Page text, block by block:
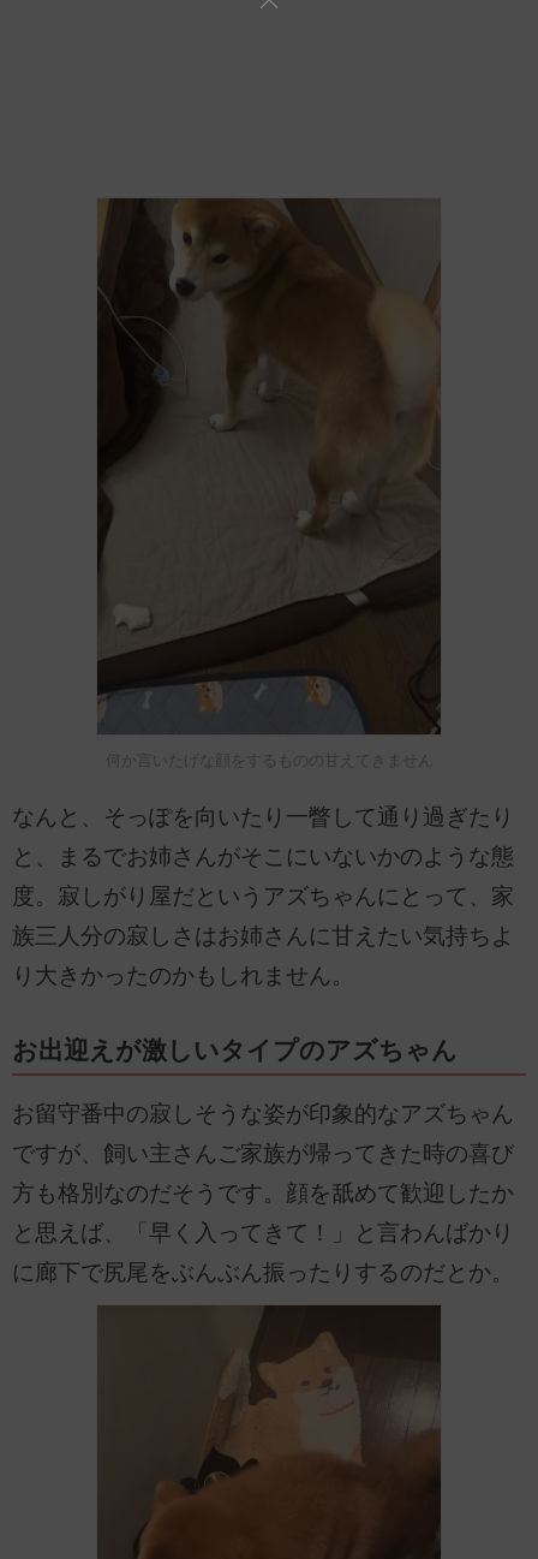
何か言いたげな顔をするものの甘えてきません
なんと、そっぽを向いたり一瞥して通り過ぎたり
と、まるでお姉さんがそこにいないかのような態
度。寂しがり屋だというアズちゃんにとって、家
族三人分の寂しさはお姉さんに甘えたい気持ちよ
り大きかったのかもしれません。
お出迎えが激しいタイプのアズちゃん
お留守番中の寂しそうな姿が印象的なアズちゃん
ですが、飼い主さんご家族が帰ってきた時の喜び
方も格別なのだそうです。顔を舐めて歓迎したか
と思えば、「早く入ってきて！」と言わんばかり
に廊下で尻尾をぶんぶん振ったりするのだとか。